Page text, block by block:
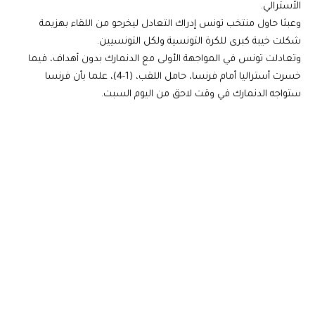
الأسترالي.
وعبثا حاول منتخب تونس إدراك التعادل ليخرحو من اللقاء بهزيمة
شكلت خيبة كبرى للكرة التونسية ولكل التونسيين.
وتعادلت تونس في المواجهة الأولى مع الدنمارك بدون أهداف، فيما
خسرت أستراليا أمام فرنسا، حامل اللقب، (1-4)، علما بأن فرنسا
ستواجه الدنمارك في وقت لاحق من اليوم السبت.